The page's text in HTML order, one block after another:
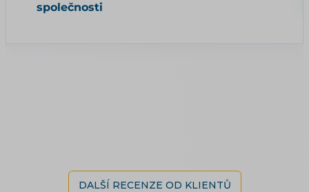
společnosti
DALŠÍ RECENZE OD KLIENTŮ